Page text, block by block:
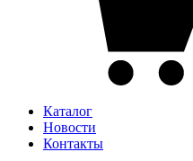
Каталог
Новости
Контакты